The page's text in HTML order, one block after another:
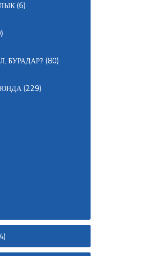
(6)
БУРАДАР? (80)
(229)